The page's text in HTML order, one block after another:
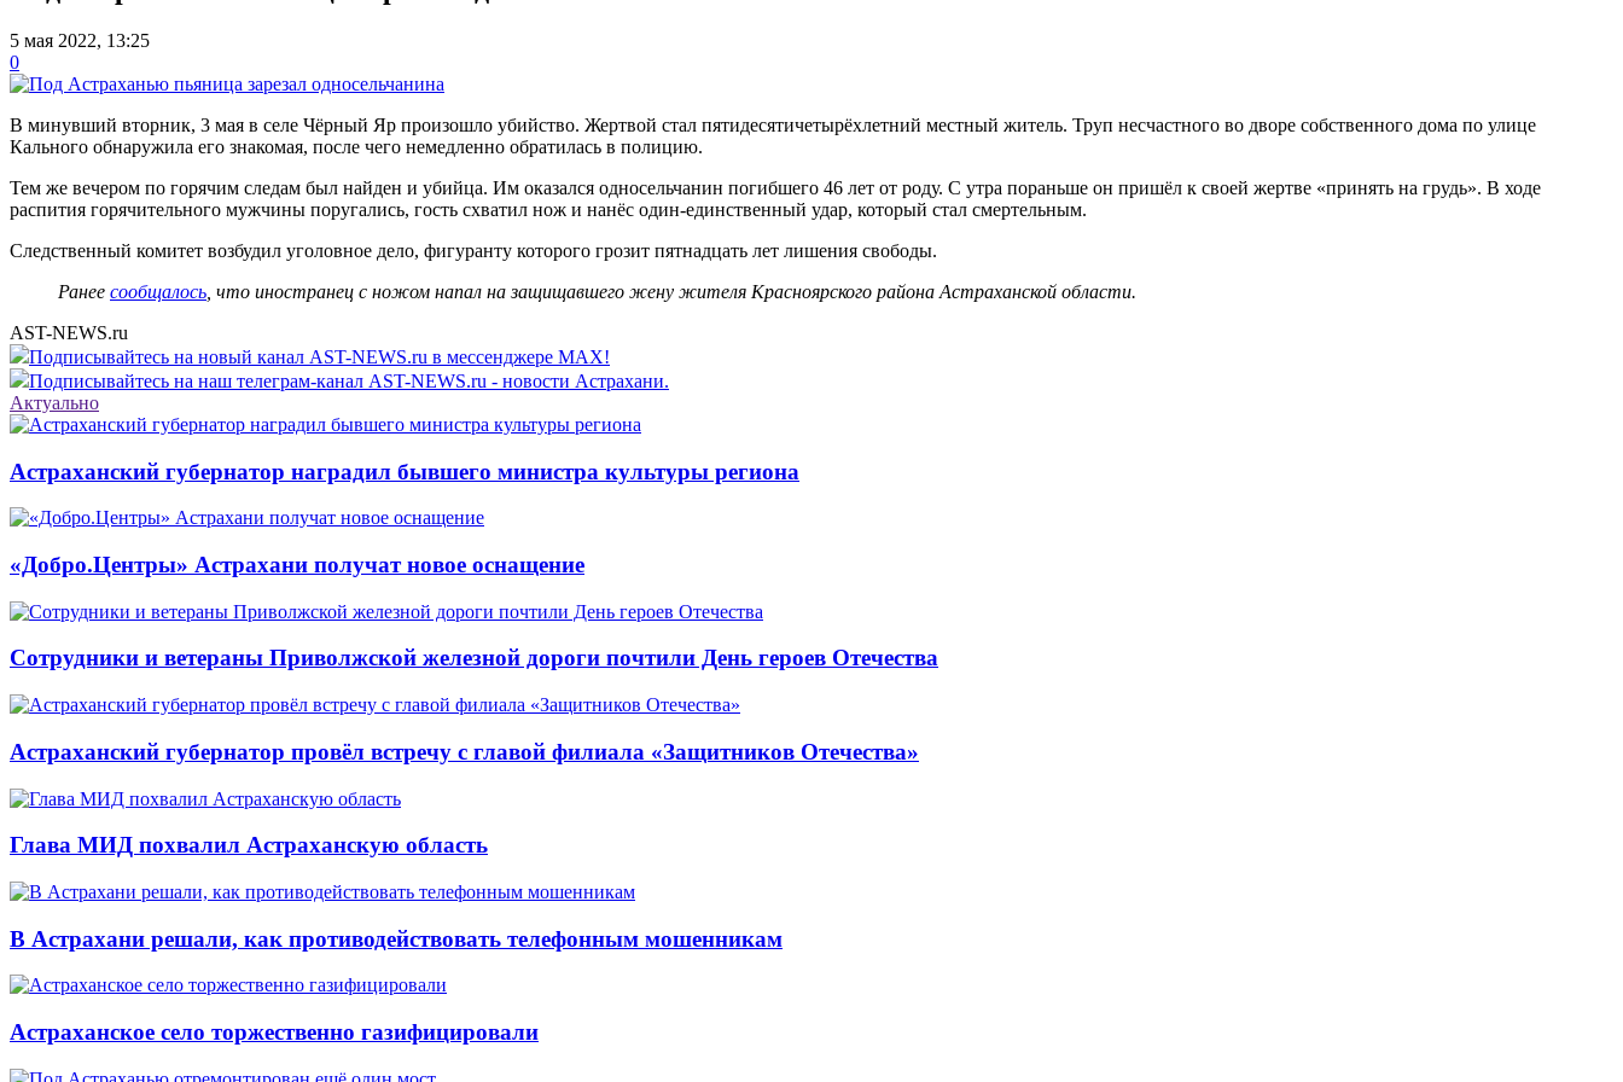
5 мая 2022, 13:25
0
В минувший вторник, 3 мая в селе Чёрный Яр произошло убийство. Жертвой стал пятидесятичетырёхлетний местный житель. Труп несчастного во дворе собственного дома по улице
Кального обнаружила его знакомая, после чего немедленно обратилась в полицию.
Тем же вечером по горячим следам был найден и убийца. Им оказался односельчанин погибшего 46 лет от роду. С утра пораньше он пришёл к своей жертве «принять на грудь». В ходе
распития горячительного мужчины поругались, гость схватил нож и нанёс один-единственный удар, который стал смертельным.
Следственный комитет возбудил уголовное дело, фигуранту которого грозит пятнадцать лет лишения свободы.
Ранее сообщалось , что иностранец с ножом напал на защищавшего жену жителя Красноярского района Астраханской области.
AST-NEWS.ru
Подписывайтесь на новый канал AST-NEWS.ru в мессенджере MAX!
Подписывайтесь на наш телеграм-канал AST-NEWS.ru - новости Астрахани.
Актуально
Астраханский губернатор наградил бывшего министра культуры региона
«Добро.Центры» Астрахани получат новое оснащение
Сотрудники и ветераны Приволжской железной дороги почтили День героев Отечества
Астраханский губернатор провёл встречу с главой филиала «Защитников Отечества»
Глава МИД похвалил Астраханскую область
В Астрахани решали, как противодействовать телефонным мошенникам
Астраханское село торжественно газифицировали